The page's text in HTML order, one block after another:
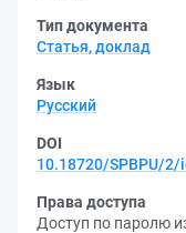
Тип документа
Статья, доклад
Язык
Русский
DOI
10.18720/SPBPU/2/
Права доступа
Доступ по паролю